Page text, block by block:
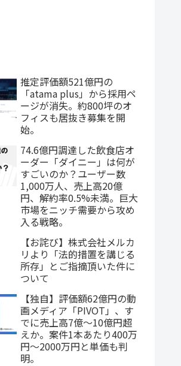
推定評価額521億円の
「atama plus」から採用ペ
ージが消失。約800坪のオ
フィスも居抜き募集を開
始。
74.6億円調達した飲食店オ
ーダー「ダイニー」は何が
すごいのか？ユーザー数
1,000万人、売上高20億
円、解約率0.5%未満。巨大
市場をニッチ需要から攻め
入る戦略。
【お詫び】株式会社メルカ
リより「法的措置を講じる
所存」とご指摘頂いた件に
ついて
【独自】評価額62億円の動
画メディア「PIVOT」、す
でに売上高7億～10億円超
えか。案件1本あたり400万
円～2000万円と単価も判
明。